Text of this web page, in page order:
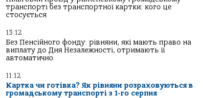
транспорті без транспортної картки: кого це
стосується
13:12
Без Пенсійного фонду: рівняни, які мають право на
виплату до Дня Незалежності, отримають її
автоматично
11:12
Картка чи готівка? Як рівняни розраховуються в
громадському транспорті з 1-го серпня